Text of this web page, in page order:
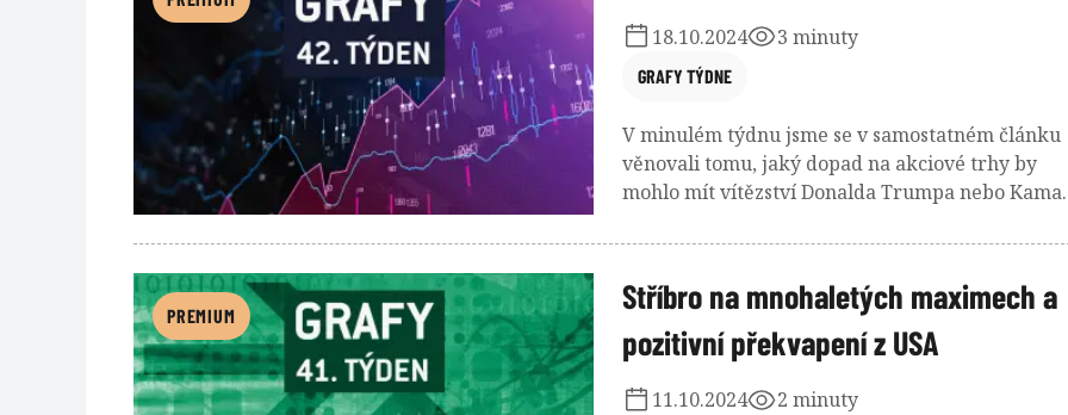
GRAFY TÝDNE
18.10.2024 3 minuty
V minulém týdnu jsme se v samostatném článku
věnovali tomu, jaký dopad na akciové trhy by
mohlo mít vítězství Donalda Trumpa nebo
Pokud vás ale více zajímá historie a jak se trhům
dařilo za demokratů nebo republikánů, jistě vás
potěší následující grafy.
PREMIUM
Stříbro na mnohaletých maximech a
pozitivní překvapení z USA
11.10.2024 2 minuty